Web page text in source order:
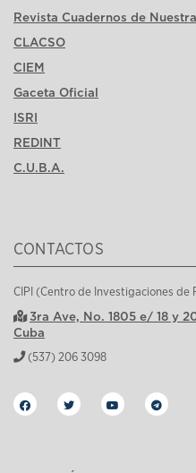
Revista Cuadernos de
CLACSO
CIEM
Gaceta Oficial
ISRI
REDINT
C.U.B.A.
CONTACTOS
CIPI (Centro de Investigaciones de
3ra Ave, No. 1805 e/ 18 y
Cuba
(537) 206 3098